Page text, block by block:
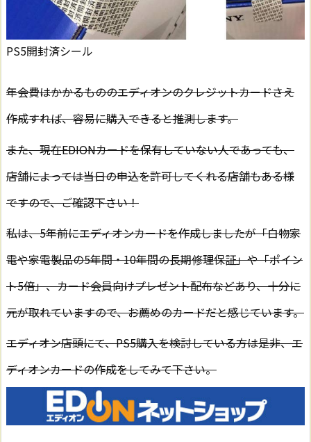
PS5開封済シール
年会費はかかるもののエディオンのクレジットカードさえ
作成すれば、容易に購入できると推測します。
また、現在EDIONカードを保有していない人であっても、
店舗によっては当日の申込を許可してくれる店舗もある様
ですので、ご確認下さい！
私は、5年前にエディオンカードを作成しましたが「白物家
電や家電製品の5年間・10年間の長期修理保証」や「ポイン
ト5倍」、カード会員向けプレゼント配布などあり、十分に
元が取れていますので、お薦めのカードだと感じています。
エディオン店頭にて、PS5購入を検討している方は是非、エ
ディオンカードの作成をしてみて下さい。